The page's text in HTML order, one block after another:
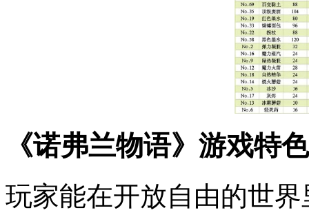
《诺弗兰物语》游戏特
玩家能在开放自由的世